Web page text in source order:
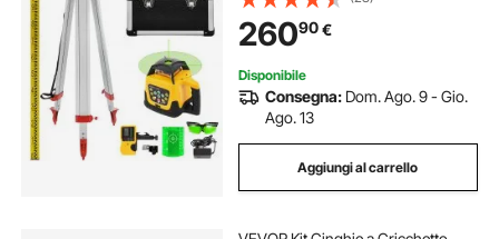
Misuratore per Spazio Velocità di
Rotazione 0/60/120/300/600
giri/min
26090€
Disponibile
Consegna: Dom. Ago. 9 - Gio.
Ago. 13
Aggiungi al carrello